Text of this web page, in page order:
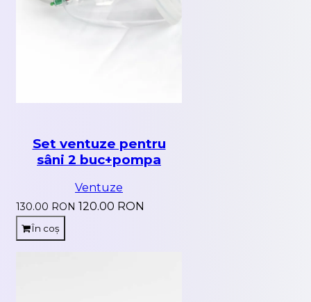
Set ventuze pentru
sâni 2 buc+pompa
Ventuze
130.00 RON 120.00 RON
În coș